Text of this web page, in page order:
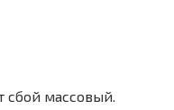
сбой массовый.